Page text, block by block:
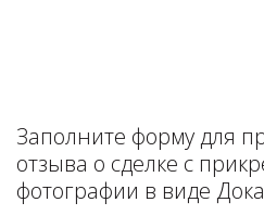
Заполните форму для
отзыва о сделке с
фотографии в виде